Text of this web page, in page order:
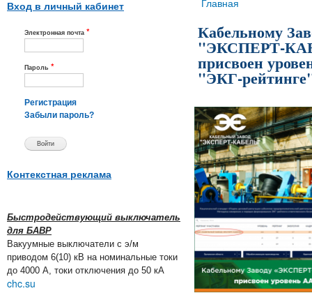
Вход в личный кабинет
Электронная почта *
Пароль *
Регистрация
Забыли пароль?
Контекстная реклама
Быстродействующий выключатель
для БАВР
Вакуумные выключатели с э/м
приводом 6(10) кВ на номинальные токи
до 4000 А, токи отключения до 50 кА
chc.su
Вы здесь
Главная
Кабельному
"ЭКСПЕРТ-
присвоен
"ЭКГ-